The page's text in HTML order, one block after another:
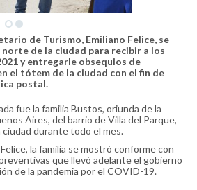
de Turismo, Emiliano Felice, se
de la ciudad para recibir a los
y entregarle obsequios de
el tótem de la ciudad con el fin de
postal.
fue la familia Bustos, oriunda de la
Aires, del barrio de Villa del Parque,
ciudad durante todo el mes.
la familia se mostró conforme con
que llevó adelante el gobierno
de la pandemia por el COVID-19.